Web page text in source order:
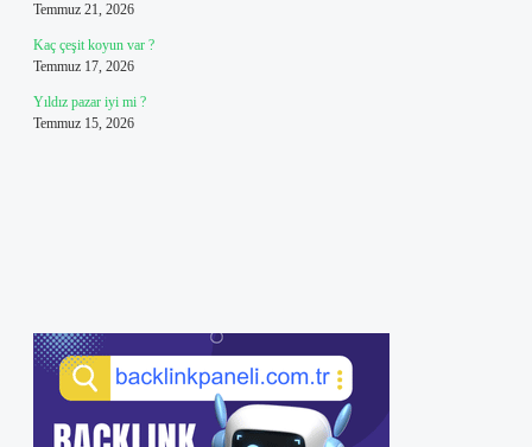
Temmuz 21, 2026
Kaç çeşit koyun var ?
Temmuz 17, 2026
Yıldız pazar iyi mi ?
Temmuz 15, 2026